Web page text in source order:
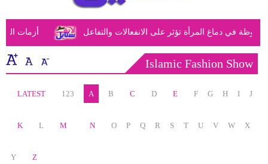
أزياء
إسلامية
فن
وسفر
أزمات في دماغ المرأة تؤثر على الانفعالات والتفاعل
Islamic Fashion Show
LATEST 123 A B C D E F G H I J
K L M N O P Q R S T U V W X
Y Z